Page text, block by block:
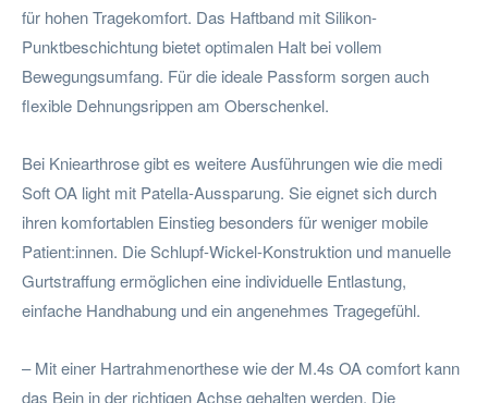
für hohen Tragekomfort. Das Haftband mit Silikon-
Punktbeschichtung bietet optimalen Halt bei vollem
Bewegungsumfang. Für die ideale Passform sorgen auch
flexible Dehnungsrippen am Oberschenkel.
Bei Kniearthrose gibt es weitere Ausführungen wie die medi
Soft OA light mit Patella-Aussparung. Sie eignet sich durch
ihren komfortablen Einstieg besonders für weniger mobile
Patient:innen. Die Schlupf-Wickel-Konstruktion und manuelle
Gurtstraffung ermöglichen eine individuelle Entlastung,
einfache Handhabung und ein angenehmes Tragegefühl.
– Mit einer Hartrahmenorthese wie der M.4s OA comfort kann
das Bein in der richtigen Achse gehalten werden. Die